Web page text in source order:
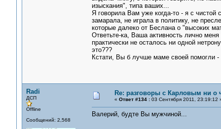
изыскания", типа ваших...
Я говорила Вам уже когда-то - я с чистой
замарала, не играла в политику, не
которые далеко от Беслана о "высоких
Ответьте-ка, Ваша активность лично
практически не осталось ни одной
это???
Кстати, Вы б лучше маме своей помогли -
Radi
ДСП
Offline
Сообщений: 2,568
Re: разговоры с Карловым ни о
« Ответ #134 :03 Сентября 2011, 23:19:12
Валерий, будте Вы мужчиной...